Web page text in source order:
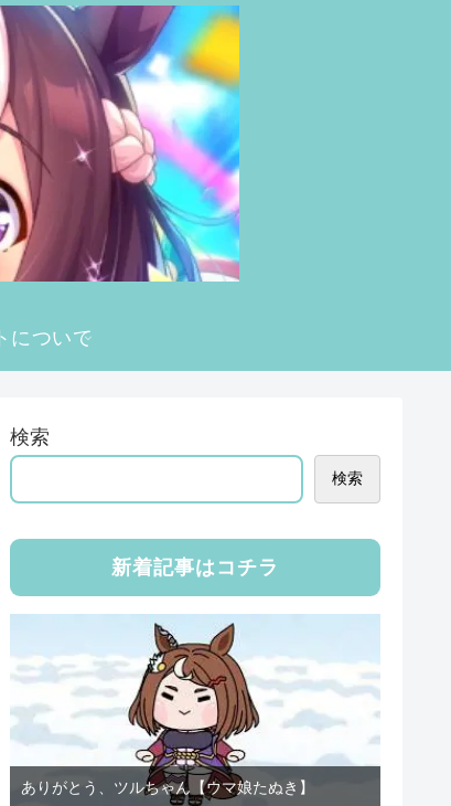
について
検索
検索
新着記事はコチラ
ありがとう、ツルちゃん【ウマ娘たぬき】